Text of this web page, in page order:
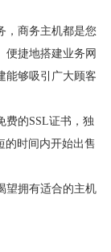
，商务主机都是您
便捷地搭建业务网
能够吸引广大顾客
费的SSL证书，独
的时间内开始出售
望拥有适合的主机